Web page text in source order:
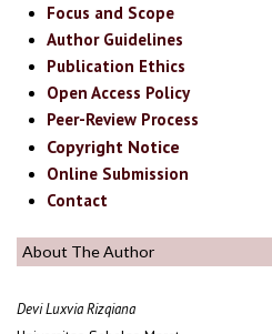
Focus and Scope
Author Guidelines
Publication Ethics
Open Access Policy
Peer-Review Process
Copyright Notice
Online Submission
Contact
About The Author
Devi Luxvia Rizqiana